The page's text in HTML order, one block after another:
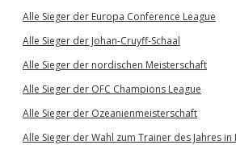
Alle Sieger der Europa Conference League
Alle Sieger der Johan-Cruyff-Schaal
Alle Sieger der nordischen Meisterschaft
Alle Sieger der OFC Champions League
Alle Sieger der Ozeanienmeisterschaft
Alle Sieger der Wahl zum Trainer des Jahres in